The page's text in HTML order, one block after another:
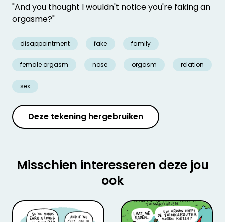
"And you thought I wouldn't notice you're faking an
orgasme?"
disappointment fake family
female orgasm nose orgasm relation
sex
Deze tekening hergebruiken
Misschien interesseren deze jou
ook